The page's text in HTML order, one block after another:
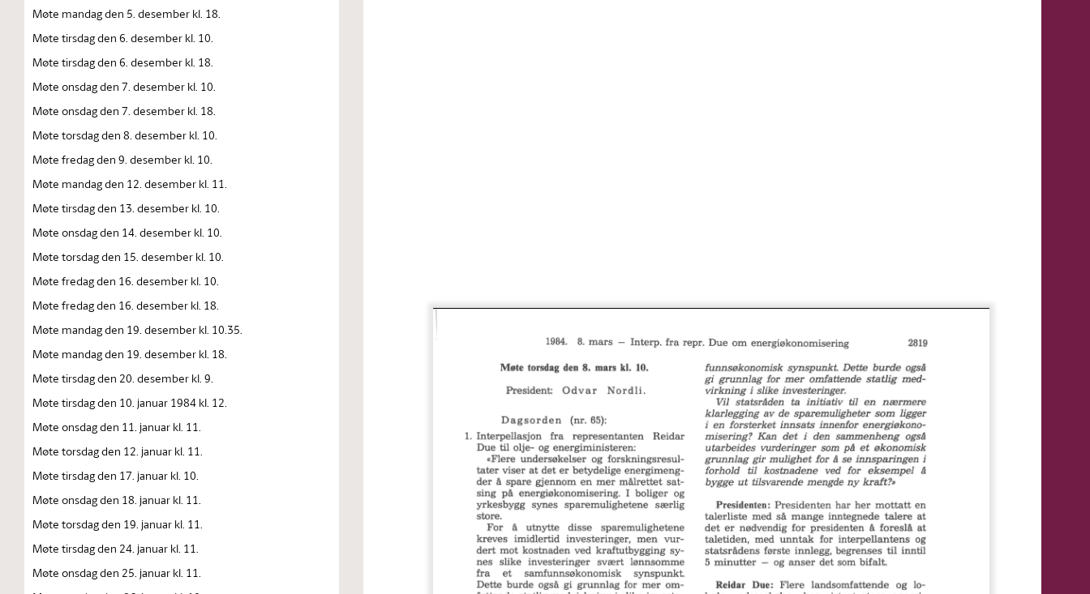
Møte mandag den 5. desember kl. 18.
Møte tirsdag den 6. desember kl. 10.
Møte tirsdag den 6. desember kl. 18.
Møte onsdag den 7. desember kl. 10.
Møte onsdag den 7. desember kl. 18.
Møte torsdag den 8. desember kl. 10.
Møte fredag den 9. desember kl. 10.
Møte mandag den 12. desember kl. 11.
Møte tirsdag den 13. desember kl. 10.
Møte onsdag den 14. desember kl. 10.
Møte torsdag den 15. desember kl. 10.
Møte fredag den 16. desember kl. 10.
Møte fredag den 16. desember kl. 18.
Møte mandag den 19. desember kl. 10.35.
Møte mandag den 19. desember kl. 18.
Møte tirsdag den 20. desember kl. 9.
Møte tirsdag den 10. januar 1984 kl. 12.
Møte onsdag den 11. januar kl. 11.
Møte torsdag den 12. januar kl. 11.
Møte tirsdag den 17. januar kl. 10.
Møte onsdag den 18. januar kl. 11.
Møte torsdag den 19. januar kl. 11.
Møte tirsdag den 24. januar kl. 11.
Møte onsdag den 25. januar kl. 11.